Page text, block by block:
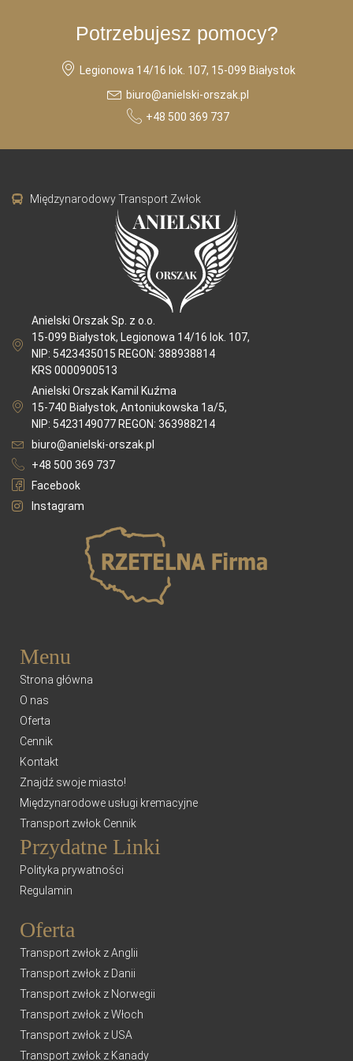
Potrzebujesz pomocy?
Legionowa 14/16 lok. 107, 15-099 Białystok
biuro@anielski-orszak.pl
+48 500 369 737
Międzynarodowy Transport Zwłok
Anielski Orszak Sp. z o.o.
15-099 Białystok, Legionowa 14/16 lok. 107,
NIP: 5423435015 REGON: 388938814
KRS 0000900513
Anielski Orszak Kamil Kuźma
15-740 Białystok, Antoniukowska 1a/5,
NIP: 5423149077 REGON: 363988214
biuro@anielski-orszak.pl
+48 500 369 737
Facebook
Instagram
Menu
Strona główna
O nas
Oferta
Cennik
Kontakt
Znajdź swoje miasto!
Międzynarodowe usługi kremacyjne
Transport zwłok Cennik
Przydatne Linki
Polityka prywatności
Regulamin
Oferta
Transport zwłok z Anglii
Transport zwłok z Danii
Transport zwłok z Norwegii
Transport zwłok z Włoch
Transport zwłok z USA
Transport zwłok z Kanady